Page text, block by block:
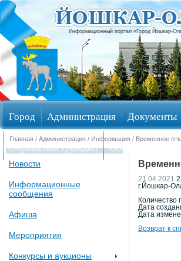
Информационный портал «Город Йошкар-
Город Администрация Документы
Обращения граждан Общественные
Главная / Администрация / Информация / Временное
Новости
Информационные
сообщения
Афиша
Мероприятия
Конкурсы и аукционы
21.04.2021
г.Йошкар-
Количество
Дата
Дата
Возврат к